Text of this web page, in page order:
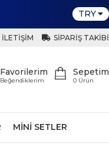
TRY
İLETIŞIM SIPARIŞ TAKIBI
Sepetim
0 Ürün
Favorilerim
Beğendiklerim
MINI SETLER